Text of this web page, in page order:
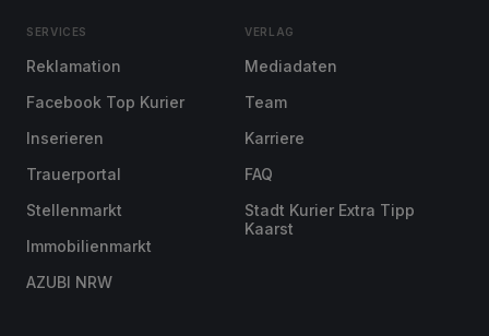
SERVICES
Reklamation
Facebook Top Kurier
Inserieren
Trauerportal
Stellenmarkt
Immobilienmarkt
AZUBI NRW
VERLAG
Mediadaten
Team
Karriere
FAQ
Stadt Kurier Extra Tipp
Kaarst